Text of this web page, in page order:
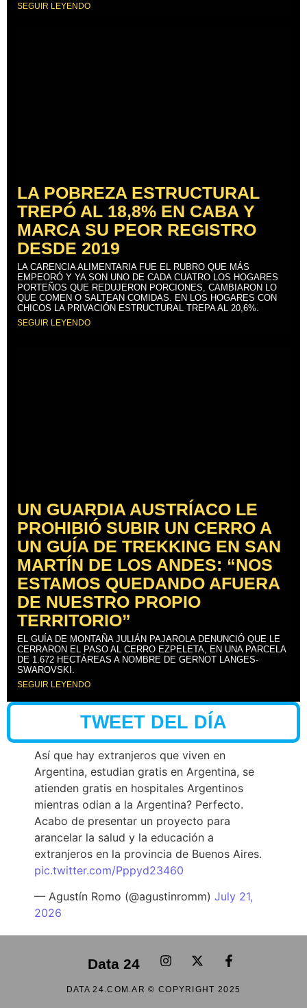
SEGUIR LEYENDO
LA POBREZA ESTRUCTURAL
TREPÓ AL 18,8% EN CABA Y
MARCA SU PEOR REGISTRO
DESDE 2019
LA CARENCIA ALIMENTARIA FUE EL RUBRO QUE MÁS
EMPEORÓ Y YA SON UNO DE CADA CUATRO LOS HOGARES
PORTEÑOS QUE REDUJERON PORCIONES, CAMBIARON LO
QUE COMEN O SALTEAN COMIDAS. EN LOS HOGARES CON
CHICOS LA PRIVACIÓN ESTRUCTURAL TREPA AL 20,6%.
SEGUIR LEYENDO
UN GUARDIA AUSTRÍACO LE
PROHIBIÓ SUBIR UN CERRO A
UN GUÍA DE TREKKING EN SAN
MARTÍN DE LOS ANDES: “NOS
ESTAMOS QUEDANDO AFUERA
DE NUESTRO PROPIO
TERRITORIO”
EL GUÍA DE MONTAÑA JULIÁN PAJAROLA DENUNCIÓ QUE LE
CERRARON EL PASO AL CERRO EZPELETA, EN UNA PARCELA
DE 1.672 HECTÁREAS A NOMBRE DE GERNOT LANGES-
SWAROVSKI.
SEGUIR LEYENDO
TWEET DEL DÍA
Así que hay extranjeros que viven en
Argentina, estudian gratis en Argentina, se
atienden gratis en hospitales Argentinos
mientras odian a la Argentina? Perfecto.
Acabo de presentar un proyecto para
arancelar la salud y la educación a
extranjeros en la provincia de Buenos Aires.
pic.twitter.com/Pppyd23460
— Agustín Romo (@agustinromm) July 21,
2026
Data 24
DATA 24.COM.AR © COPYRIGHT 2025